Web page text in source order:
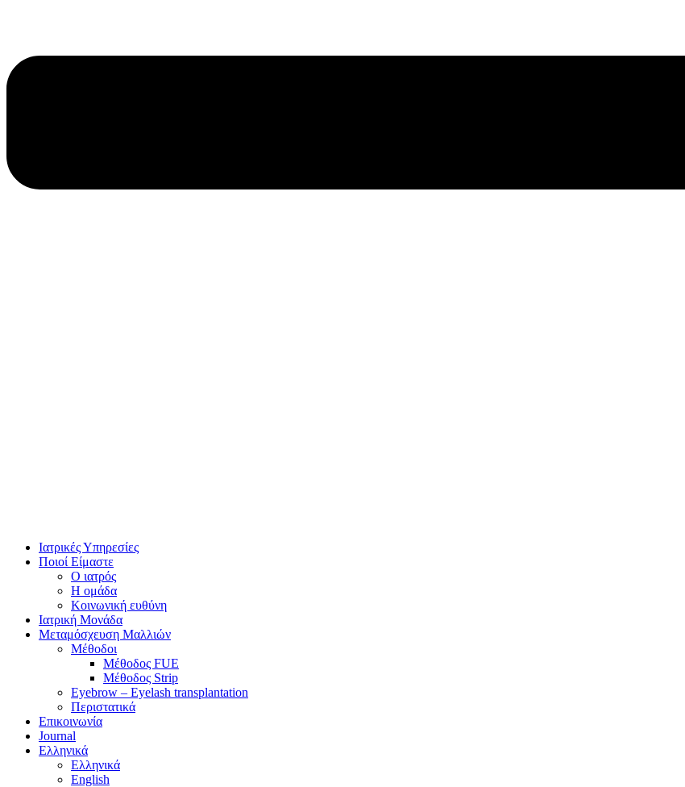
Ιατρικές Υπηρεσίες
Ποιοί Είμαστε
Ο ιατρός
Η ομάδα
Κοινωνική ευθύνη
Ιατρική Μονάδα
Μεταμόσχευση Μαλλιών
Μέθοδοι
Μέθοδος FUE
Μέθοδος Strip
Eyebrow – Eyelash transplantation
Περιστατικά
Επικοινωνία
Journal
Ελληνικά
Ελληνικά
English